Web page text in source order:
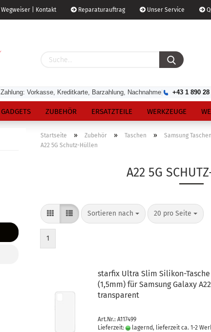
Wegweiser | Kontakt Reparaturauftrag Unser Service
Zahlung: Vorkasse, Kreditkarte, Barzahlung, Nachnahme +43 1 890 28
GADGETS ZUBEHÖR ERSATZTEILE WERKZEUGE
Startseite » Zubehör » Taschen » Samsung Taschen
A22 5G Schutz-Hüllen
A22 5G
Sortieren nach 20 pro Seite
1
star­fix Ultra Slim Silikon-​​Ta­sche
(1,5mm) für Sam­sung Ga­la­xy A22
trans­pa­rent
Art.Nr.: A117499
Lieferzeit:
lagernd, lieferzeit ca. 1-2